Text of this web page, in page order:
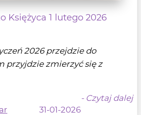
Księżyca 1 lutego 2026
2026 przejdzie do
przyjdzie zmierzyć się z
- Czytaj dalej
31-01-2026